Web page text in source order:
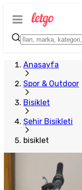
Anasayfa
Spor & Outdoor
Bisiklet
Şehir Bisikleti
bisiklet